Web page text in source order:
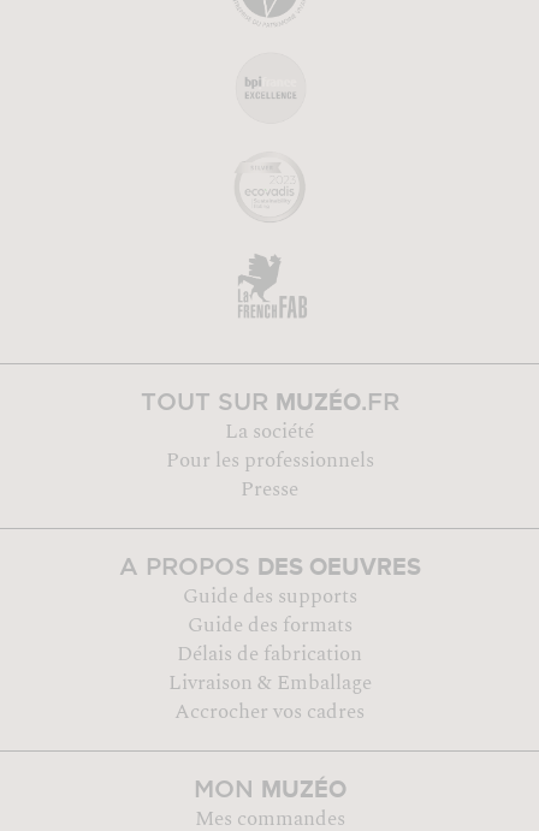
TOUT SUR MUZÉO.FR
La société
Pour les professionnels
Presse
A PROPOS DES OEUVRES
Guide des supports
Guide des formats
Délais de fabrication
Livraison & Emballage
Accrocher vos cadres
MON MUZÉO
Mes commandes